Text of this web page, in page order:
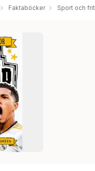
Faktaböcker Sport och